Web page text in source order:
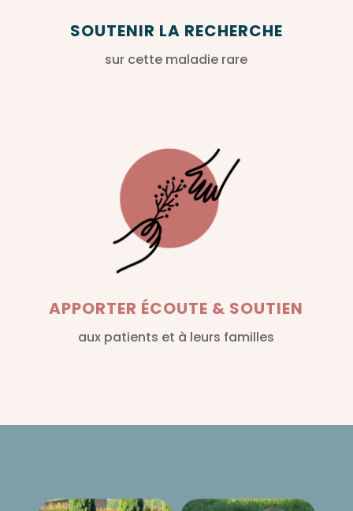
SOUTENIR LA RECHERCHE
sur cette maladie rare
APPORTER ÉCOUTE & SOUTIEN
aux patients et à leurs familles